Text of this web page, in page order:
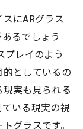
にARグラス
るでしょう
レイのよう
としているの
実も見られる
いる現実の視
グラスです。